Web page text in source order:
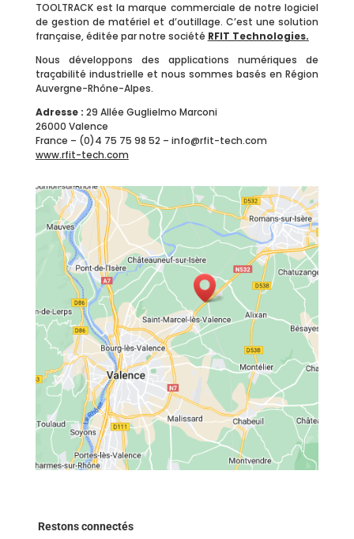
TOOLTRACK est la marque commerciale de notre logiciel
de gestion de matériel et d’outillage. C’est une solution
française, éditée par notre société RFIT Technologies.
Nous développons des applications numériques de
traçabilité industrielle et nous sommes basés en Région
Auvergne-Rhône-Alpes.
Adresse : 29 Allée Guglielmo Marconi
26000 Valence
France – (0)4 75 75 98 52 – info@rfit-tech.com
www.rfit-tech.com
Restons connectés